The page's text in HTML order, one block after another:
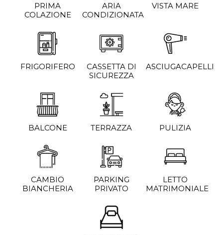
PRIMA
COLAZIONE
ARIA
CONDIZIONATA
VISTA MARE
FRIGORIFERO
CASSETTA DI
SICUREZZA
ASCIUGACAPELLI
BALCONE TERRAZZA PULIZIA
CAMBIO
BIANCHERIA
PARKING
PRIVATO
LETTO
MATRIMONIALE